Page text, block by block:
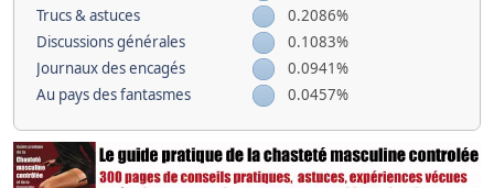
Trucs & astuces
0.2086%
Discussions générales
0.1083%
Journaux des encagés
0.0941%
Au pays des fantasmes
0.0457%